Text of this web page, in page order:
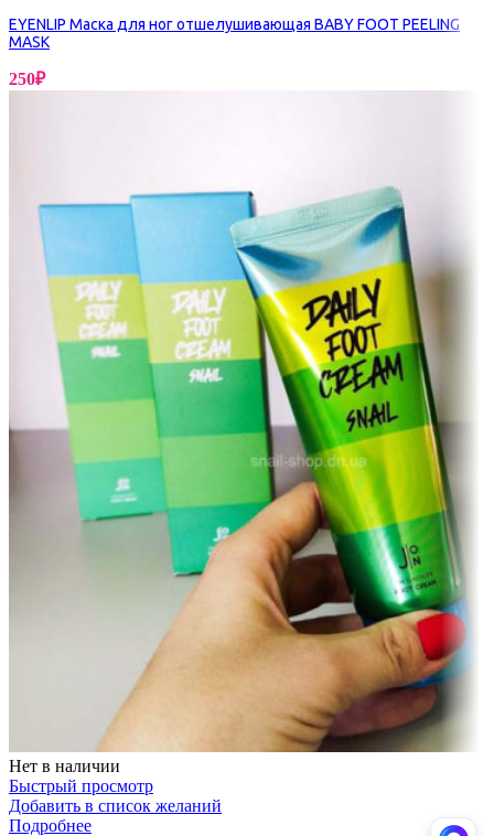
EYENLIP Маска для ног отшелушивающая BABY FOOT PEELING
MASK
250₽
Нет в наличии
Быстрый просмотр
Добавить в список желаний
Подробнее